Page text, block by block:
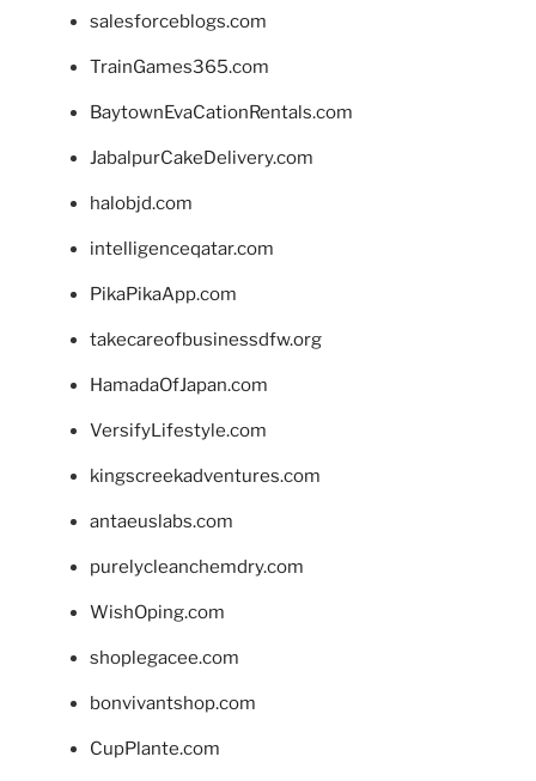
salesforceblogs.com
TrainGames365.com
BaytownEvaCationRentals.com
JabalpurCakeDelivery.com
halobjd.com
intelligenceqatar.com
PikaPikaApp.com
takecareofbusinessdfw.org
HamadaOfJapan.com
VersifyLifestyle.com
kingscreekadventures.com
antaeuslabs.com
purelycleanchemdry.com
WishOping.com
shoplegacee.com
bonvivantshop.com
CupPlante.com